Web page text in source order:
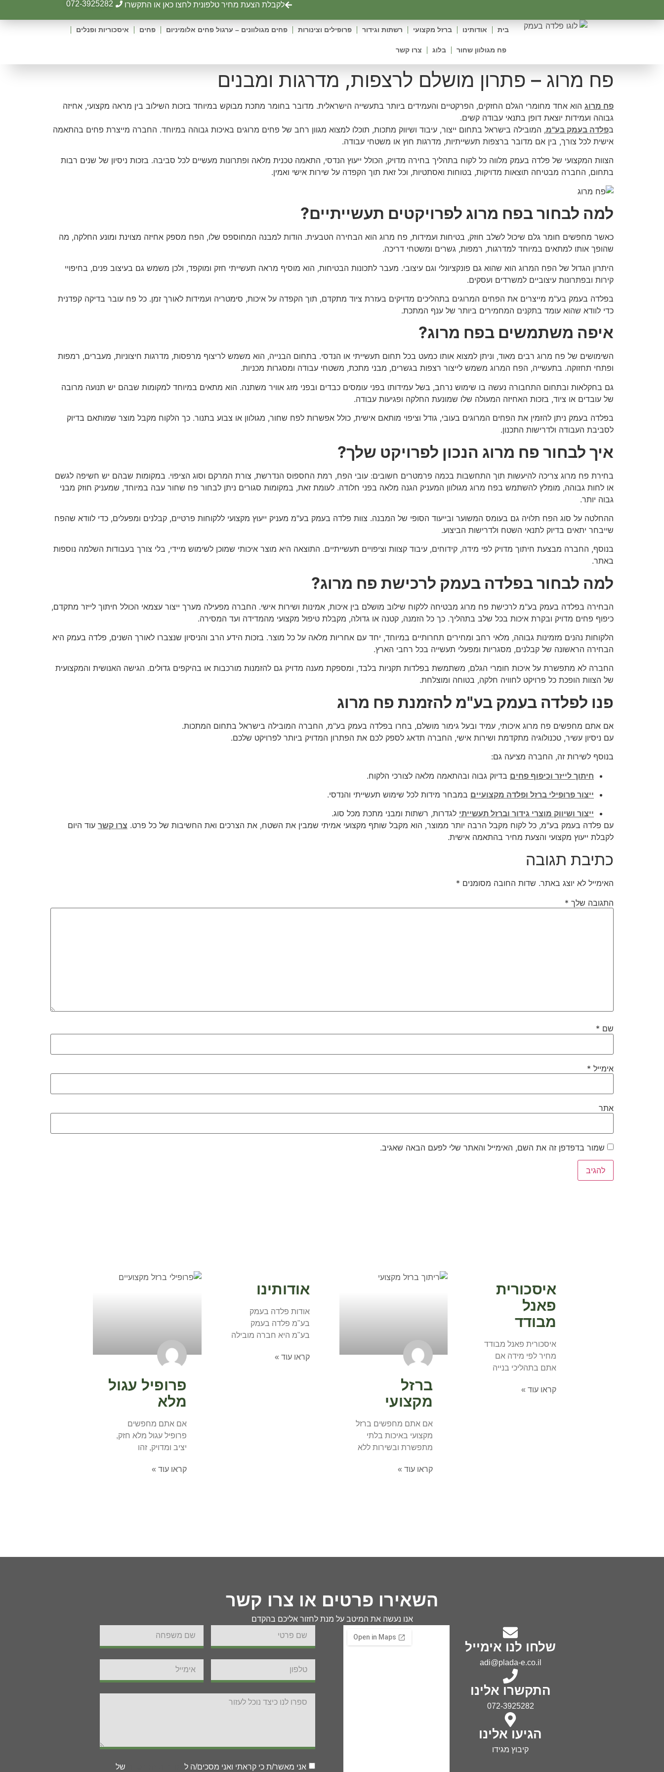
072-3925282 לקבלת הצעת מחיר טלפונית לחצו כאן או התקשרו
בית אודותינו ברזל מקצועי רשתות וגידור פרופילים וצינורות פחים מגולוונים – ערגול פחים אלומיניום פחים איסכוריות ופנלים
פח מגולוון שחור בלוג צרו קשר
פח מרוג – פתרון מושלם לרצפות, מדרגות ומבנים
פח מרוג הוא אחד מחומרי הגלם החזקים, הפרקטיים והעמידים ביותר בתעשייה הישראלית. מדובר בחומר מתכת מבוקש במיוחד בזכות השילוב בין מראה מקצועי, אחיזה
גבוהה ועמידות יוצאת דופן בתנאי עבודה קשים.
בפלדה בעמק בע"מ, המובילה בישראל בתחום ייצור, עיבוד ושיווק מתכות, תוכלו למצוא מגוון רחב של פחים מרוגים באיכות גבוהה במיוחד. החברה מייצרת פחים בהתאמה
אישית לכל צורך, בין אם מדובר ברצפות תעשייתיות, מדרגות חוץ או משטחי עבודה.
הצוות המקצועי של פלדה בעמק מלווה כל לקוח בתהליך בחירה מדויק, הכולל ייעוץ הנדסי, התאמה טכנית מלאה ופתרונות מעשיים לכל סביבה. בזכות ניסיון של שנים רבות
בתחום, החברה מבטיחה תוצאות מדויקות, בטוחות ואסתטיות, וכל זאת תוך הקפדה על שירות אישי ואמין.
למה לבחור בפח מרוג לפרויקטים תעשייתיים?
כאשר מחפשים חומר גלם שיכול לשלב חוזק, בטיחות ועמידות, פח מרוג הוא הבחירה הטבעית. הודות למבנה המחוספס שלו, הפח מספק אחיזה מצוינת ומונע החלקה, מה
שהופך אותו למתאים במיוחד למדרגות, רמפות, גשרים ומשטחי דריכה.
היתרון הגדול של הפח המרוג הוא שהוא גם פונקציונלי וגם עיצובי. מעבר לתכונות הבטיחות, הוא מוסיף מראה תעשייתי חזק ומוקפד, ולכן משמש גם בעיצוב פנים, בחיפויי
קירות ובפתרונות עיצוביים למשרדים ועסקים.
בפלדה בעמק בע"מ מייצרים את הפחים המרוגים בתהליכים מדויקים בעזרת ציוד מתקדם, תוך הקפדה על איכות, סימטריה ועמידות לאורך זמן. כל פח עובר בדיקה קפדנית
כדי לוודא שהוא עומד בתקנים המחמירים ביותר של ענף המתכת.
איפה משתמשים בפח מרוג?
השימושים של פח מרוג רבים מאוד, וניתן למצוא אותו כמעט בכל תחום תעשייתי או הנדסי. בתחום הבנייה, הוא משמש לריצוף מרפסות, מדרגות חיצוניות, מעברים, רמפות
ופתחי תחזוקה. בתעשייה, הפח המרוג משמש לייצור רצפות בגשרים, מבני מתכת, משטחי עבודה ומסגרות מכניות.
גם בחקלאות ובתחום התחבורה נעשה בו שימוש נרחב, בשל עמידותו בפני עומסים כבדים ובפני מזג אוויר משתנה. הוא מתאים במיוחד למקומות שבהם יש תנועה מרובה
של עובדים או ציוד, בזכות האחיזה המעולה שלו שמונעת החלקה ופגיעות עבודה.
בפלדה בעמק ניתן להזמין את הפחים המרוגים בעובי, גודל וציפוי מותאם אישית, כולל אפשרות לפח שחור, מגולוון או צבוע בתנור. כך הלקוח מקבל מוצר שמותאם בדיוק
לסביבת העבודה ולדרישות התכנון.
איך לבחור פח מרוג הנכון לפרויקט שלך?
בחירת פח מרוג צריכה להיעשות תוך התחשבות בכמה פרמטרים חשובים: עובי הפח, רמת החספוס הנדרשת, צורת המרקם וסוג הציפוי. במקומות שבהם יש חשיפה לגשם
או לחות גבוהה, מומלץ להשתמש בפח מרוג מגולוון המעניק הגנה מלאה בפני חלודה. לעומת זאת, במקומות סגורים ניתן לבחור פח שחור עבה במיוחד, שמעניק חוזק מבני
גבוה יותר.
ההחלטה על סוג הפח תלויה גם בעומס המשוער ובייעוד הסופי של המבנה. צוות פלדה בעמק בע"מ מעניק ייעוץ מקצועי ללקוחות פרטיים, קבלנים ומפעלים, כדי לוודא שהפח
שייבחר יתאים בדיוק לתנאי השטח ולדרישות הביצוע.
בנוסף, החברה מבצעת חיתוך מדויק לפי מידה, קידוחים, עיבוד קצוות וציפויים תעשייתיים. התוצאה היא מוצר איכותי שמוכן לשימוש מיידי, בלי צורך בעבודות השלמה נוספות
באתר.
למה לבחור בפלדה בעמק לרכישת פח מרוג?
הבחירה בפלדה בעמק בע"מ לרכישת פח מרוג מבטיחה ללקוח שילוב מושלם בין איכות, אמינות ושירות אישי. החברה מפעילה מערך ייצור עצמאי הכולל חיתוך לייזר מתקדם,
כיפוף פחים מדויק ובקרת איכות בכל שלב בתהליך. כך כל הזמנה, קטנה או גדולה, מקבלת טיפול מקצועי מהמדידה ועד המסירה.
הלקוחות נהנים מזמינות גבוהה, מלאי רחב ומחירים תחרותיים במיוחד, יחד עם אחריות מלאה על כל מוצר. בזכות הידע הרב והניסיון שנצברו לאורך השנים, פלדה בעמק היא
הבחירה הראשונה של קבלנים, מסגריות ומפעלי תעשייה בכל רחבי הארץ.
החברה לא מתפשרת על איכות חומרי הגלם, משתמשת בפלדות תקניות בלבד, ומספקת מענה מדויק גם להזמנות מורכבות או בהיקפים גדולים. הגישה האנושית והמקצועית
של הצוות הופכת כל פרויקט לחוויה חלקה, בטוחה ומוצלחת.
פנו לפלדה בעמק בע"מ להזמנת פח מרוג
אם אתם מחפשים פח מרוג איכותי, עמיד ובעל גימור מושלם, בחרו בפלדה בעמק בע"מ, החברה המובילה בישראל בתחום המתכות.
עם ניסיון עשיר, טכנולוגיה מתקדמת ושירות אישי, החברה תדאג לספק לכם את הפתרון המדויק ביותר לפרויקט שלכם.
בנוסף לשירות זה, החברה מציעה גם:
חיתוך לייזר וכיפוף פחים בדיוק גבוה ובהתאמה מלאה לצורכי הלקוח.
ייצור פרופילי ברזל ופלדה מקצועיים במבחר מידות לכל שימוש תעשייתי והנדסי.
ייצור ושיווק מוצרי גידור וברזל תעשייתי לגדרות, רשתות ומבני מתכת מכל סוג.
עם פלדה בעמק בע"מ, כל לקוח מקבל הרבה יותר ממוצר, הוא מקבל שותף מקצועי אמיתי שמבין את השטח, את הצרכים ואת החשיבות של כל פרט. צרו קשר עוד היום
לקבלת ייעוץ מקצועי והצעת מחיר בהתאמה אישית.
כתיבת תגובה
האימייל לא יוצג באתר. שדות החובה מסומנים *
התגובה שלך *
שם *
אימייל *
אתר
שמור בדפדפן זה את השם, האימייל והאתר שלי לפעם הבאה שאגיב.
איסכורית
פאנל
מבודד
איסכורית פאנל מבודד
מחיר לפי מידה אם
אתם בתהליכי בנייה
קראו עוד »
ברזל
מקצועי
אם אתם מחפשים ברזל
מקצועי באיכות בלתי
מתפשרת ובשירות ללא
קראו עוד »
אודותינו
אודות פלדה בעמק
בע"מ פלדה בעמק
בע"מ היא חברה מובילה
קראו עוד »
פרופיל עגול
מלא
אם אתם מחפשים
פרופיל עגול מלא חזק,
יציב ומדויק, זהו
קראו עוד »
השאירו פרטים או צרו קשר
אנו נעשה את המיטב על מנת לחזור אליכם בהקדם
שלחו לנו אימייל
adi@plada-e.co.il
התקשרו אלינו
072-3925282
הגיעו אלינו
קיבוץ מגידו
אני מאשר/ת כי קראתי ואני מסכים/ה ל של